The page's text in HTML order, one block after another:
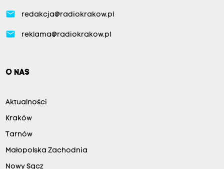
email redakcja@radiokrakow.pl
email reklama@radiokrakow.pl
O NAS
Aktualności
Kraków
Tarnów
Małopolska Zachodnia
Nowy Sącz